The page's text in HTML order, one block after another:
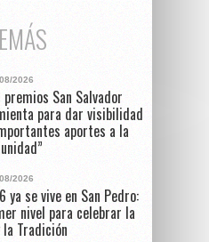
2026
San Salvador
para dar visibilidad
aportes a la
2026
ya se vive en San Pedro:
nivel para celebrar la
Tradición